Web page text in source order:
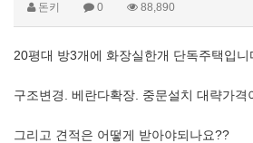
돈키 0 88,890
20평대 방3개에 화장실한개 단독주택입니
구조변경. 베란다확장. 중문설치 대략가격
그리고 견적은 어떻게 받아야되나요??